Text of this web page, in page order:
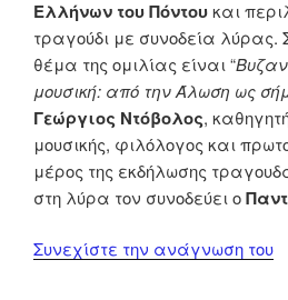
Ελλήνων του Πόντουκαι
τραγούδι με συνοδεία λύρας.
θέμα της ομιλίας είναι “
μουσική: από την Άλωση ως
Γεώργιος Ντόβολος,
μουσικής, φιλόλογος και
μέρος της εκδήλωσης
στη λύρα τον συνοδεύει ο
Συνεχίστε την ανάγνωση του